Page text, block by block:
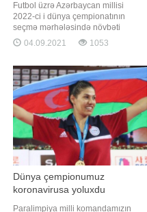
Futbol üzrə Azərbaycan millisi
2022-ci i dünya çempionatının
seçmə mərhələsində növbəti
oyununu keçirib. "Report"un
məlumatına görə, Canni De
qrupundakı 4-cü matçında
İrlandiyanın qonağı olub.
Dublindəki "Aviva" stadionunda
keçirilən qarşılaşm
04.09.2021 1053
Dünya çempionumuz
koronavirusa yoluxdu
Paralimpiya milli komandamızın